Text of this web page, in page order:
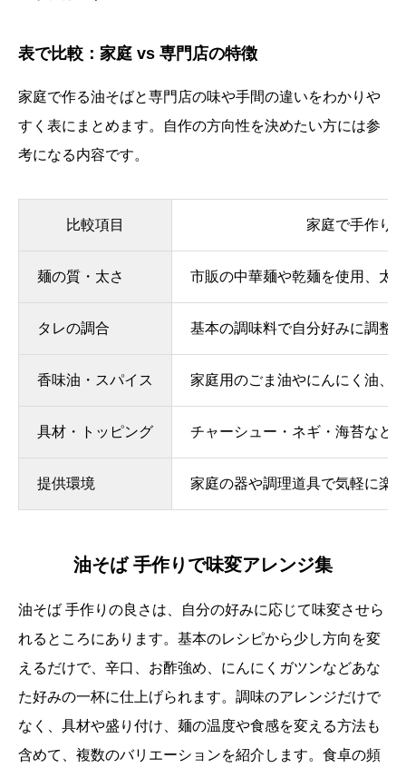
表で比較：家庭 vs 専門店の特徴
家庭で作る油そばと専門店の味や手間の違いをわかりや
すく表にまとめます。自作の方向性を決めたい方には参
考になる内容です。
比較項目 家庭で手作り
麺の質・太さ 市販の中華麺や乾麺を使用、太
タレの調合 基本の調味料で自分好みに調整
香味油・スパイス 家庭用のごま油やにんにく油、
具材・トッピング チャーシュー・ネギ・海苔など
提供環境 家庭の器や調理道具で気軽に楽
油そば 手作りで味変アレンジ集
油そば 手作りの良さは、自分の好みに応じて味変させら
れるところにあります。基本のレシピから少し方向を変
えるだけで、辛口、お酢強め、にんにくガツンなどあな
た好みの一杯に仕上げられます。調味のアレンジだけで
なく、具材や盛り付け、麺の温度や食感を変える方法も
含めて、複数のバリエーションを紹介します。食卓の頻